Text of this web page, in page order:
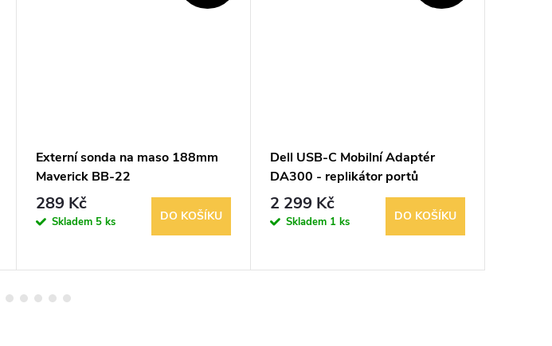
Externí sonda na maso 188mm
Maverick BB-22
289 Kč
Skladem 5 ks DO KOŠÍKU
Dell USB-C Mobilní Adaptér
DA300 - replikátor portů
2 299 Kč
Skladem 1 ks DO KOŠÍKU